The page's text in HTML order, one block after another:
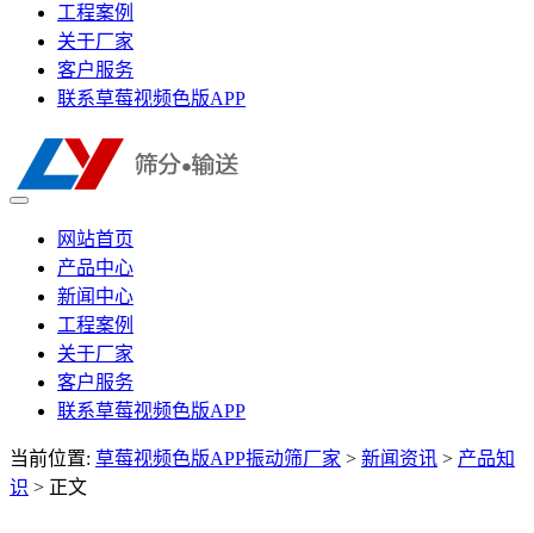
工程案例
关于厂家
客户服务
联系草莓视频色版APP
网站首页
产品中心
新闻中心
工程案例
关于厂家
客户服务
联系草莓视频色版APP
当前位置: 草莓视频色版APP振动筛厂家 > 新闻资讯 > 产品知
识 > 正文